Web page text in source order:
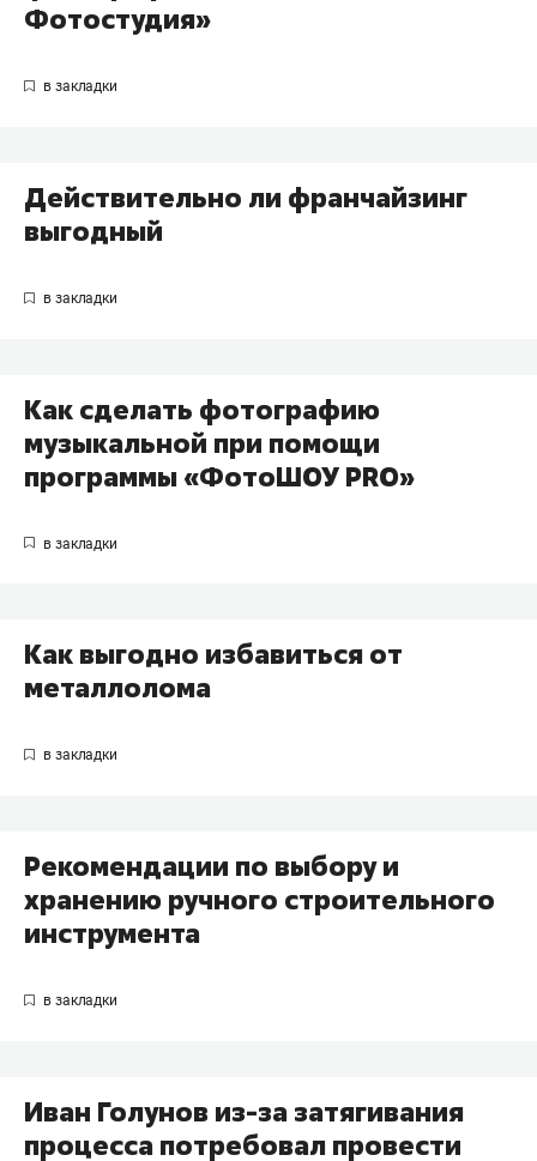
Фотостудия»
Действительно ли франчайзинг
выгодный
Как сделать фотографию
музыкальной при помощи
программы «ФотоШОУ PRO»
Как выгодно избавиться от
металлолома
Рекомендации по выбору и
хранению ручного строительного
инструмента
Иван Голунов из-за затягивания
процесса потребовал провести